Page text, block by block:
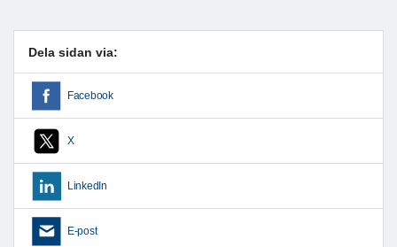
Dela sidan via:
Facebook
X
LinkedIn
E-post